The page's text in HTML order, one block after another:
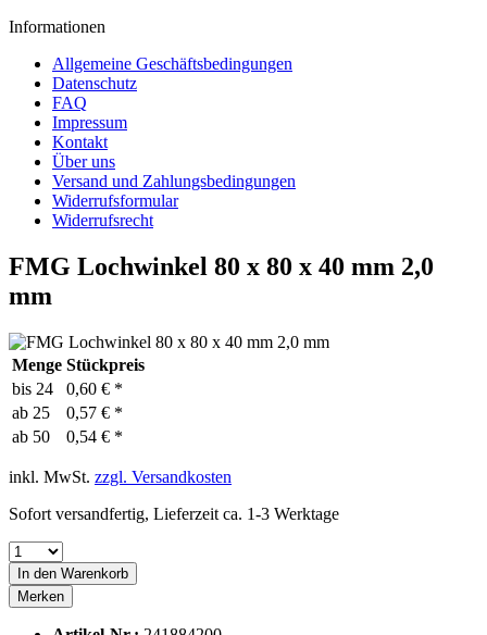
Informationen
Allgemeine Geschäftsbedingungen
Datenschutz
FAQ
Impressum
Kontakt
Über uns
Versand und Zahlungsbedingungen
Widerrufsformular
Widerrufsrecht
FMG Lochwinkel 80 x 80 x 40 mm 2,0
mm
Menge Stückpreis
bis 24
0,60 € *
ab 25
0,57 € *
ab 50 0,54 € *
inkl. MwSt. zzgl. Versandkosten
Sofort versandfertig, Lieferzeit ca. 1-3 Werktage
In den Warenkorb
Merken